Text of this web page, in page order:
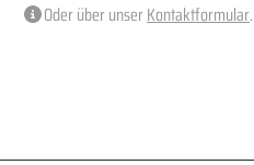
Oder über unserKontaktformular.